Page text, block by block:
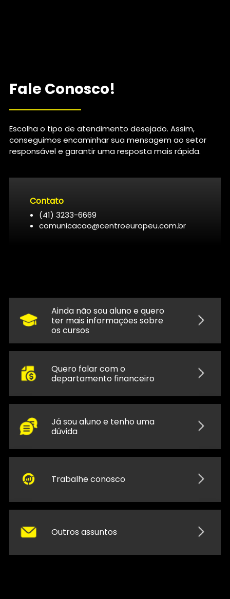
Fale Conosco!
Escolha o tipo de atendimento desejado. Assim,
conseguimos encaminhar sua mensagem ao setor
responsável e garantir uma resposta mais rápida.
Contato
(41) 3233-6669
comunicacao@centroeuropeu.com.br
Ainda não sou aluno e quero
ter mais informações sobre
os cursos
Quero falar com o
departamento financeiro
Já sou aluno e tenho uma
dúvida
Trabalhe conosco
Outros assuntos